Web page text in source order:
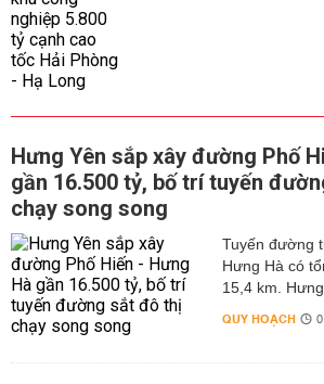
Hưng Yên sắp xây đường Phố
gần 16.500 tỷ, bố trí tuyến
chạy song song
Tuyến đường
Hưng Hà có
15,4 km.
QUY HOẠCH